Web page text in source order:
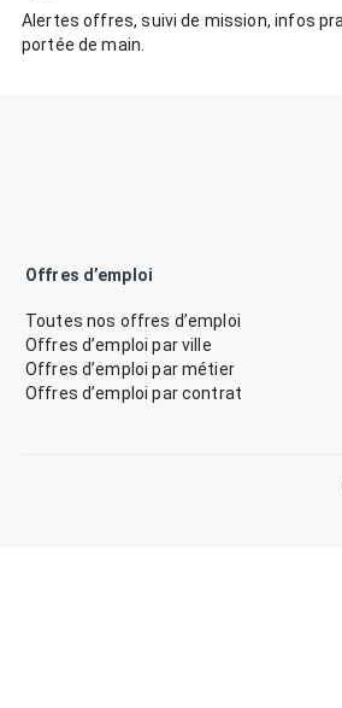
Alertes offres, suivi de mission, infos
portée de main.
Offres d’emploi
Toutes nos offres d’emploi
Offres d’emploi par ville
Offres d’emploi par métier
Offres d’emploi par contrat